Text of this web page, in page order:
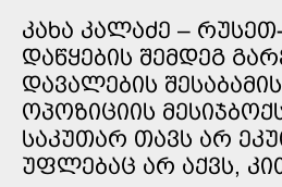
ᲙᲐᲮᲐ ᲙᲐᲚᲐᲫᲔ –
ᲓᲐᲬᲧᲔᲑᲘᲡ ᲨᲔᲛᲓᲔᲒ
ᲓᲐᲕᲐᲚᲔᲑᲘᲡ
ᲝᲞᲝᲖᲘᲪᲘᲘᲡ
ᲡᲐᲙᲣᲗᲐᲠ ᲗᲐᲕᲡ ᲐᲠ
ᲣᲤᲚᲔᲑᲐᲪ ᲐᲠ ᲐᲥᲕᲡ,